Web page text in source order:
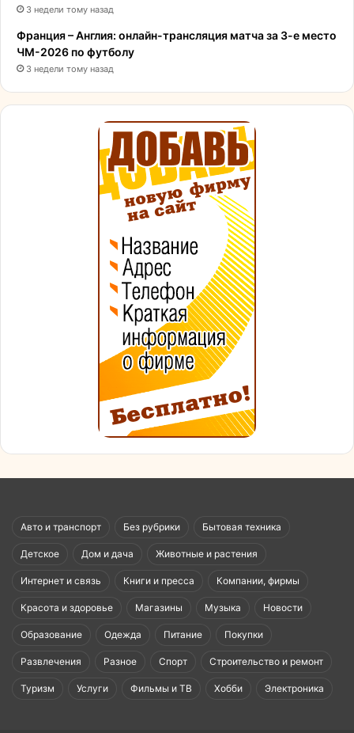
3 недели тому назад
Франция – Англия: онлайн-трансляция матча за 3-е место
ЧМ-2026 по футболу
3 недели тому назад
Авто и транспорт Без рубрики Бытовая техника
Детское Дом и дача Животные и растения
Интернет и связь Книги и пресса Компании, фирмы
Красота и здоровье Магазины Музыка Новости
Образование Одежда Питание Покупки
Развлечения Разное Спорт Строительство и ремонт
Туризм Услуги Фильмы и ТВ Хобби Электроника